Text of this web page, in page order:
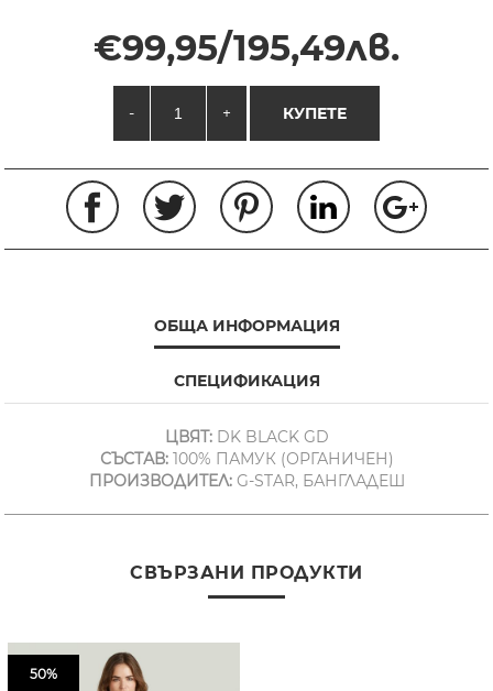
€99,95/195,49лв.
- + КУПЕТЕ
ОБЩА ИНФОРМАЦИЯ
СПЕЦИФИКАЦИЯ
ЦВЯТ:DK BLACK GD
СЪСТАВ:100% ПАМУК (ОРГАНИЧЕН)
ПРОИЗВОДИТЕЛ:G-STAR, БАНГЛАДЕШ
СВЪРЗАНИ ПРОДУКТИ
50%